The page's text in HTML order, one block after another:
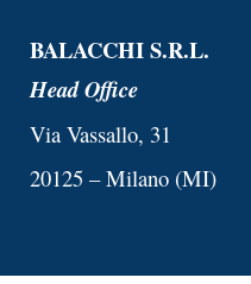
BALACCHI S.R.L.
Head Office
Via Vassallo, 31
20125 – Milano (MI)